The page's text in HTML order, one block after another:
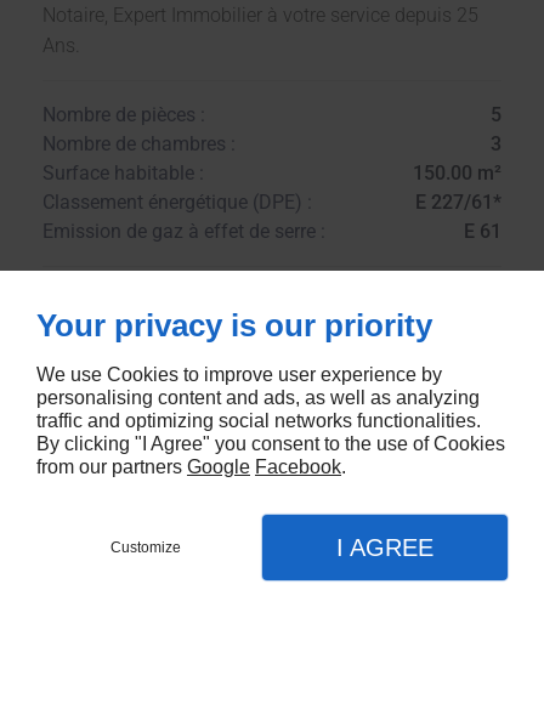
Notaire, Expert Immobilier à votre service depuis 25
Ans.
Nombre de pièces :
5
Nombre de chambres :
3
Surface habitable :
150.00 m²
Classement énergétique (DPE) :
E 227/61*
Emission de gaz à effet de serre :
E 61
Imprimer la fiche Contactez-nous
Your privacy is our priority
We use Cookies to improve user experience by
personalising content and ads, as well as analyzing
traffic and optimizing social networks functionalities.
By clicking "I Agree" you consent to the use of Cookies
from our partners Google Facebook.
Customize I AGREE